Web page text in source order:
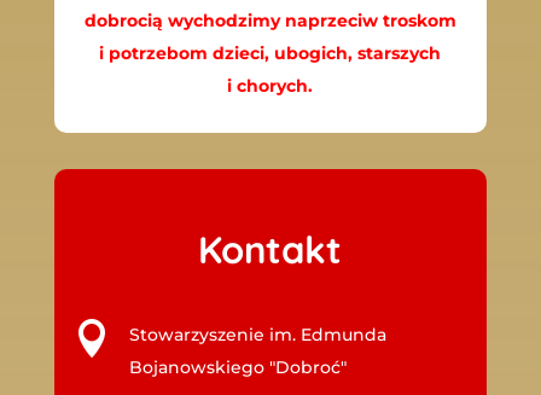
dobrocią wychodzimy naprzeciw troskom
i potrzebom dzieci, ubogich, starszych
i chorych.
Kontakt

Stowarzyszenie im. Edmunda
Bojanowskiego "Dobroć"